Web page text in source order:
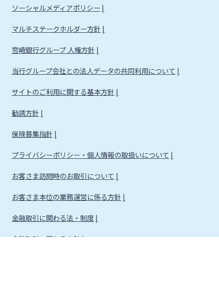
ソーシャルメディアポリシー
マルチステークホルダー方針
宮崎銀行グループ 人権方針
当行グループ会社との法人データの共同利用について
サイトのご利用に関する基本方針
勧誘方針
保険募集指針
プライバシーポリシー・個人情報の取扱いについて
お客さま訪問時のお取引について
お客さま本位の業務運営に係る方針
金融取引に関わる法・制度
金融取引に関わる方針